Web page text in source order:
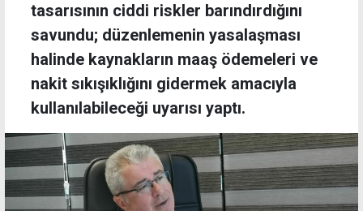
tasarısının ciddi riskler barındırdığını
savundu; düzenlemenin yasalaşması
halinde kaynakların maaş ödemeleri ve
nakit sıkışıklığını gidermek amacıyla
kullanılabileceği uyarısı yaptı.